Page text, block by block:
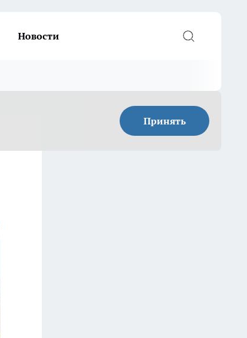
Новости
Принять